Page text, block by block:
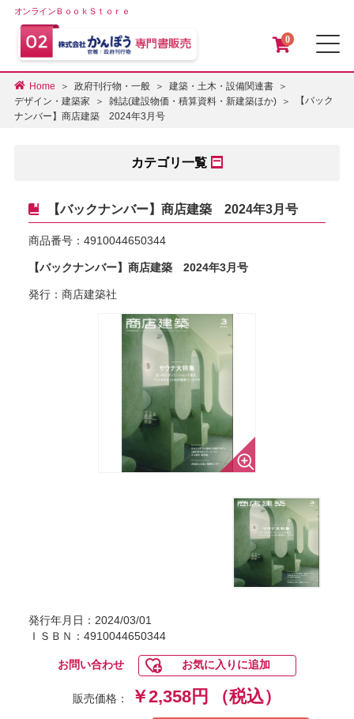
オンラインＢｏｏｋＳｔｏｒｅ
0
Home 政府刊行物・一般
建築・土木・設備関連書
デザイン・建築家
雑誌(建設物価・積算資料・新建築ほか)
【バック
ナンバー】商店建築 2024年3月号
カテゴリ一覧
【バックナンバー】商店建築 2024年3月号
商品番号： 4910044650344
【バックナンバー】商店建築 2024年3月号
発行：商店建築社
発行年月日：2024/03/01
ＩＳＢＮ：4910044650344
お問い合わせ お気に入りに追加
販売価格： ￥2,358円 （税込）